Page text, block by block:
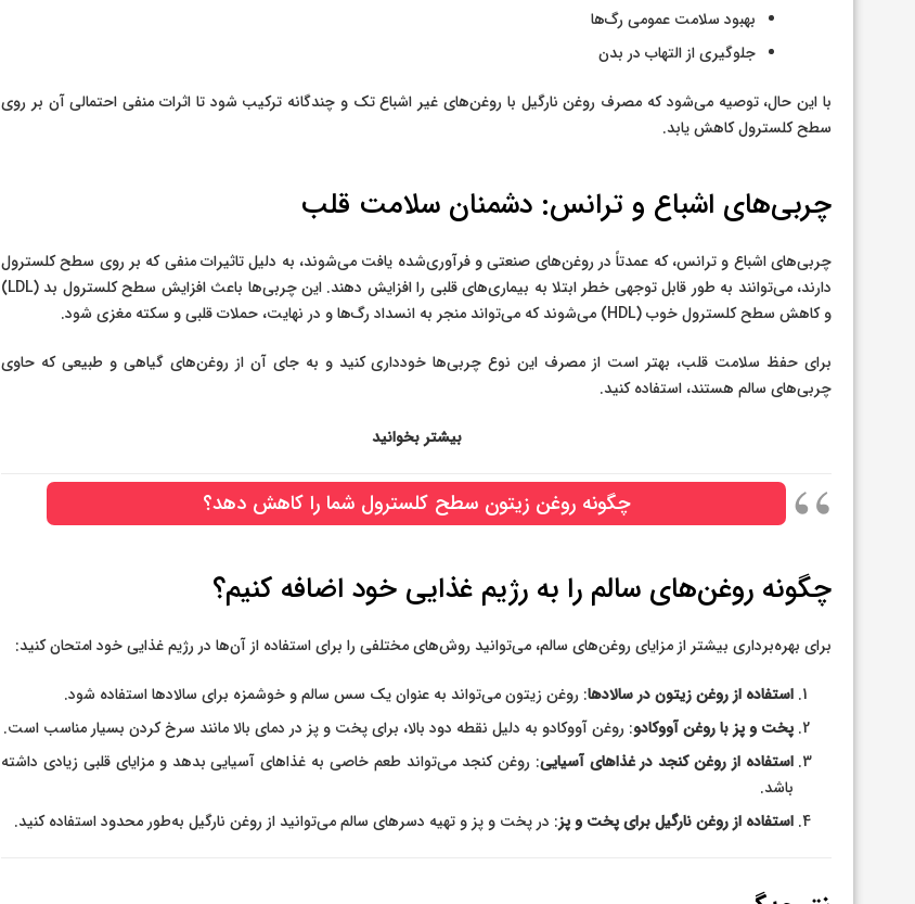
بهبود سلامت عمومی رگ‌ها
جلوگیری از التهاب در بدن
با این حال، توصیه می‌شود که مصرف روغن نارگیل با روغن‌های غیر اشباع تک و چندگانه ترکیب شود تا اثرات منفی احتمالی آن بر روی
سطح کلسترول کاهش یابد.
چربی‌های اشباع و ترانس: دشمنان سلامت قلب
چربی‌های اشباع و ترانس، که عمدتاً در روغن‌های صنعتی و فرآوری‌شده یافت می‌شوند، به دلیل تاثیرات منفی که بر روی سطح کلسترول
دارند، می‌توانند به طور قابل توجهی خطر ابتلا به بیماری‌های قلبی را افزایش دهند. این چربی‌ها باعث افزایش سطح کلسترول بد (LDL)
و کاهش سطح کلسترول خوب (HDL) می‌شوند که می‌تواند منجر به انسداد رگ‌ها و در نهایت، حملات قلبی و سکته مغزی شود.
برای حفظ سلامت قلب، بهتر است از مصرف این نوع چربی‌ها خودداری کنید و به جای آن از روغن‌های گیاهی و طبیعی که حاوی
چربی‌های سالم هستند، استفاده کنید.
بیشتر بخوانید
چگونه روغن زیتون سطح کلسترول شما را کاهش دهد؟
چگونه روغن‌های سالم را به رژیم غذایی خود اضافه کنیم؟
برای بهره‌برداری بیشتر از مزایای روغن‌های سالم، می‌توانید روش‌های مختلفی را برای استفاده از آن‌ها در رژیم غذایی خود امتحان کنید:
استفاده از روغن زیتون در سالادها: روغن زیتون می‌تواند به عنوان یک سس سالم و خوشمزه برای سالادها استفاده شود.
پخت و پز با روغن آووکادو: روغن آووکادو به دلیل نقطه دود بالا، برای پخت و پز در دمای بالا مانند سرخ کردن بسیار مناسب است.
استفاده از روغن کنجد در غذاهای آسیایی: روغن کنجد می‌تواند طعم خاصی به غذاهای آسیایی بدهد و مزایای قلبی زیادی داشته
باشد.
استفاده از روغن نارگیل برای پخت و پز: در پخت و پز و تهیه دسرهای سالم می‌توانید از روغن نارگیل به‌طور محدود استفاده کنید.